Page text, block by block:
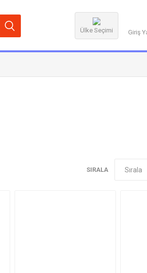
Ülke Seçimi Giriş
SIRALA